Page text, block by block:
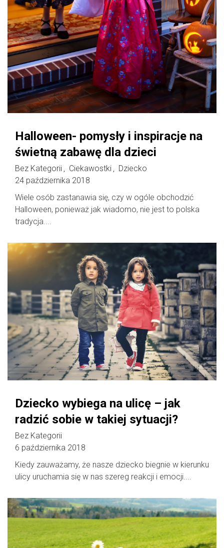
Halloween- pomysły i inspiracje na
świetną zabawę dla dzieci
Bez Kategorii , Ciekawostki ,
Dziecko
24 października 2018
Wiele osób zastanawia się, czy w ogóle obchodzić
Halloween, ponieważ jak wiadomo, nie jest to polska
tradycja....
Dziecko wybiega na ulicę – jak
radzić sobie w takiej sytuacji?
Bez Kategorii
6 października 2018
Kiedy zauważamy, że nasze dziecko biegnie w kierunku
ulicy uruchamia się w nas szereg reakcji i emocji....